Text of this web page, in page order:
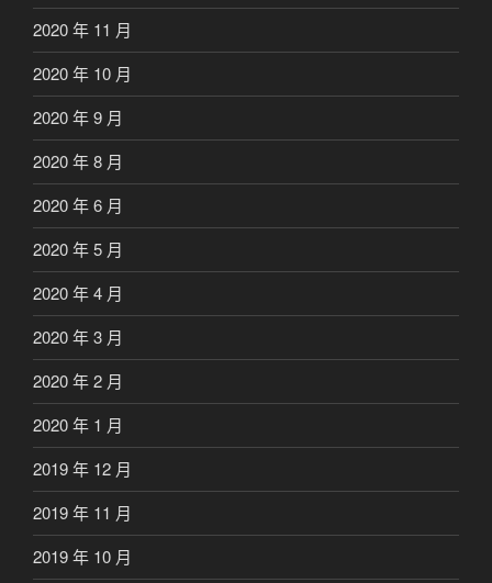
2020 年 11 月
2020 年 10 月
2020 年 9 月
2020 年 8 月
2020 年 6 月
2020 年 5 月
2020 年 4 月
2020 年 3 月
2020 年 2 月
2020 年 1 月
2019 年 12 月
2019 年 11 月
2019 年 10 月